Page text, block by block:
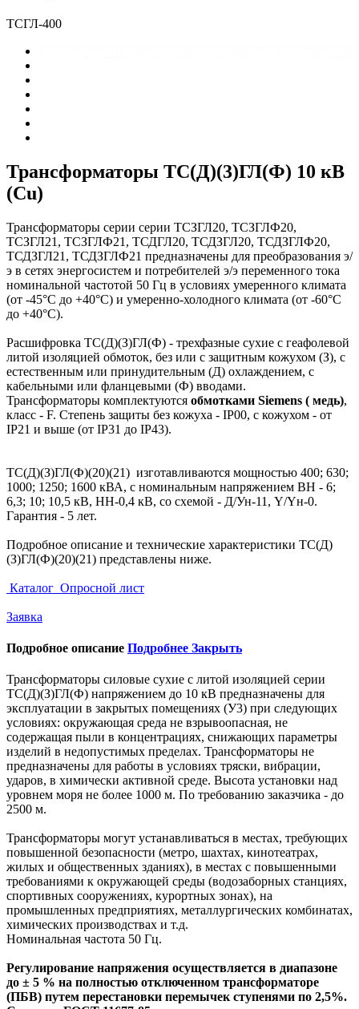
ТСГЛ-400
Трансформаторы ТС(Д)(3)ГЛ(Ф) 10 кВ
(Cu)
Трансформаторы серии серии ТСЗГЛ20, ТСЗГЛФ20,
ТСЗГЛ21, ТСЗГЛФ21, ТСДГЛ20, ТСДЗГЛ20, ТСДЗГЛФ20,
ТСДЗГЛ21, ТСДЗГЛФ21 предназначены для преобразования э/
э в сетях энергосистем и потребителей э/э переменного тока
номинальной частотой 50 Гц в условиях умеренного климата
(от -45°С до +40°С) и умеренно-холодного климата (от -60°С
до +40°С).
Расшифровка ТС(Д)(З)ГЛ(Ф) - трехфазные сухие с геафолевой
литой изоляцией обмоток, без или с защитным кожухом (З), с
естественным или принудительным (Д) охлаждением, с
кабельными или фланцевыми (Ф) вводами.
Трансформаторы комплектуются обмотками Siemens ( медь),
класс - F. Степень защиты без кожуха - IP00, с кожухом - от
IP21 и выше (от IP31 до IP43).
ТС(Д)(З)ГЛ(Ф)(20)(21) изготавливаются мощностью 400; 630;
1000; 1250; 1600 кВА, с номинальным напряжением ВН - 6;
6,3; 10; 10,5 кВ, НН-0,4 кВ, со схемой - Д/Ун-11, Y/Yн-0.
Гарантия - 5 лет.
Подробное описание и технические характеристики ТС(Д)
(З)ГЛ(Ф)(20)(21) представлены ниже.
Каталог Опросной лист
Заявка
Подробное описание Подробнее Закрыть
Трансформаторы силовые сухие с литой изоляцией серии
ТС(Д)(З)ГЛ(Ф) напряжением до 10 кВ предназначены для
эксплуатации в закрытых помещениях (У3) при следующих
условиях: окружающая среда не взрывоопасная, не
содержащая пыли в концентрациях, снижающих параметры
изделий в недопустимых пределах. Трансформаторы не
предназначены для работы в условиях тряски, вибрации,
ударов, в химически активной среде. Высота установки над
уровнем моря не более 1000 м. По требованию заказчика - до
2500 м.
Трансформаторы могут устанавливаться в местах, требующих
повышенной безопасности (метро, шахтах, кинотеатрах,
жилых и общественных зданиях), в местах с повышенными
требованиями к окружающей среды (водозаборных станциях,
спортивных сооружениях, курортных зонах), на
промышленных предприятиях, металлургических комбинатах,
химических производствах и т.д.
Номинальная частота 50 Гц.
Регулирование напряжения осуществляется в диапазоне
до ± 5 % на полностью отключенном трансформаторе
(ПБВ) путем перестановки перемычек ступенями по 2,5%.